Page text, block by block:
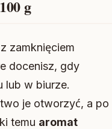
g
zamknięciem
docenisz, gdy
lub w biurze.
je otworzyć, a po
temu aromat